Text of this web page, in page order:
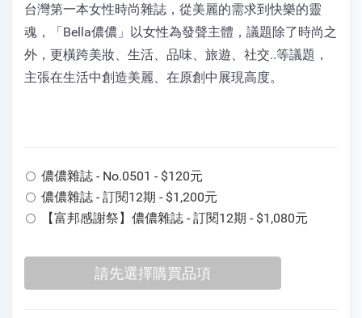
台灣第一本女性時尚雜誌，從美麗的需求到快樂的靈
魂，「Bella儂儂」以女性為發聲主體，議題除了時尚之
外，更橫跨美妝、生活、品味、旅遊、社交..等議題，
主張在生活中創造美麗、在原創中展現高度。
儂儂雜誌 - No.0501 - $120元
儂儂雜誌 - 訂閱12期 - $1,200元
【富邦感謝祭】儂儂雜誌 - 訂閱12期 - $1,080元